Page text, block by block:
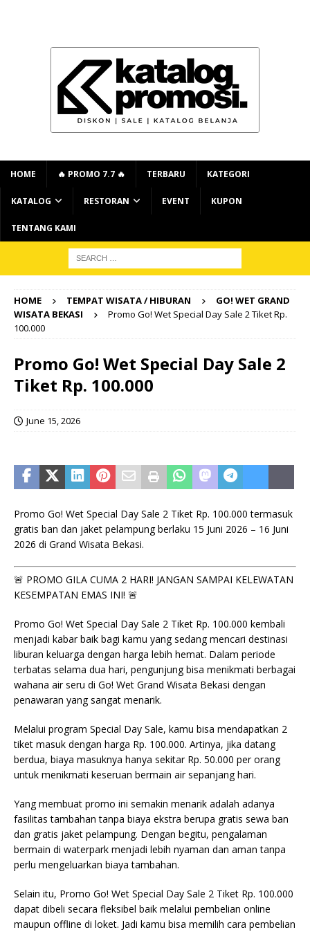
HOME 🔥 PROMO 7.7 🔥 TERBARU KATEGORI
KATALOG RESTORAN EVENT KUPON
TENTANG KAMI
HOME TEMPAT WISATA / HIBURAN
GO! WET GRAND
WISATA BEKASI
Promo Go! Wet Special Day Sale 2 Tiket Rp.
100.000
Promo Go! Wet Special Day Sale 2
Tiket Rp. 100.000
June 15, 2026
Promo Go! Wet Special Day Sale 2 Tiket Rp. 100.000 termasuk
gratis ban dan jaket pelampung berlaku 15 Juni 2026 – 16 Juni
2026 di Grand Wisata Bekasi.
🚨 PROMO GILA CUMA 2 HARI! JANGAN SAMPAI KELEWATAN
KESEMPATAN EMAS INI! 🚨
Promo Go! Wet Special Day Sale 2 Tiket Rp. 100.000 kembali
menjadi kabar baik bagi kamu yang sedang mencari destinasi
liburan keluarga dengan harga lebih hemat. Dalam periode
terbatas selama dua hari, pengunjung bisa menikmati berbagai
wahana air seru di Go! Wet Grand Wisata Bekasi dengan
penawaran yang sangat menarik.
Melalui program Special Day Sale, kamu bisa mendapatkan 2
tiket masuk dengan harga Rp. 100.000. Artinya, jika datang
berdua, biaya masuknya hanya sekitar Rp. 50.000 per orang
untuk menikmati keseruan bermain air sepanjang hari.
Yang membuat promo ini semakin menarik adalah adanya
fasilitas tambahan tanpa biaya ekstra berupa gratis sewa ban
dan gratis jaket pelampung. Dengan begitu, pengalaman
bermain di waterpark menjadi lebih nyaman dan aman tanpa
perlu mengeluarkan biaya tambahan.
Selain itu, Promo Go! Wet Special Day Sale 2 Tiket Rp. 100.000
dapat dibeli secara fleksibel baik melalui pembelian online
maupun offline di loket. Jadi kamu bisa memilih cara pembelian